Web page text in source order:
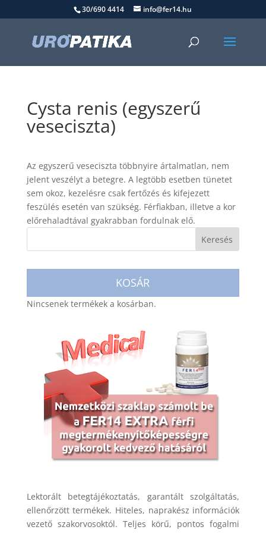
30/690 4414 info@fer14.hu
Cysta renis (egyszerű
veseciszta)
Az egyszerű veseciszta többnyire ártalmatlan, nem
jelent veszélyt a betegre. A legtöbb esetben tünetet
sem okoz, kezelésre csak fertőzés és kifejezett
feszülés esetén van szükség. Férfiakban, illetve a kor
előrehaladtával gyakrabban fordulnak elő.
KOSÁR
Nincsenek termékek a kosárban.
Lektorált betegtájékoztatás, garantált szolgáltatás,
ellenőrzött termékek. Hiteles, naprakész információk
vezető szakorvosoktól. Teljes körű, pontos fogalmi